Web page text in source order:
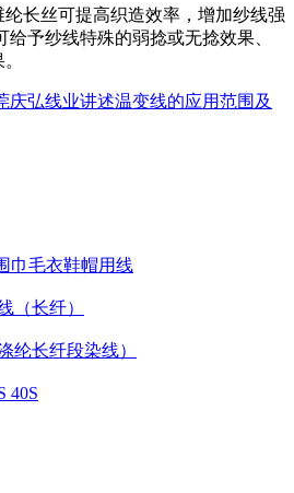
长丝可提高织造效率，增加纱线强
予纱线特殊的弱捻或无捻效果、
庆弘线业讲述温变线的应用范围及
巾毛衣鞋帽用线
（长纤）
纶长纤段染线）
40S